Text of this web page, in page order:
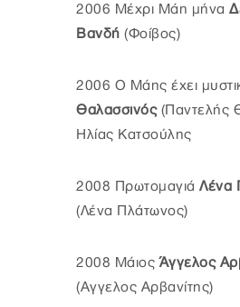
2006 Μέχρι Μάη μήνα
Βανδή (Φοίβος)
2006 Ο Μάης έχει
Θαλασσινός (Παντελής
Ηλίας Κατσούλης
2008 Πρωτομαγιά Λένα
(Λένα Πλάτωνος)
2008 Μάιος Άγγελος
(Αγγελος Αρβανίτης)